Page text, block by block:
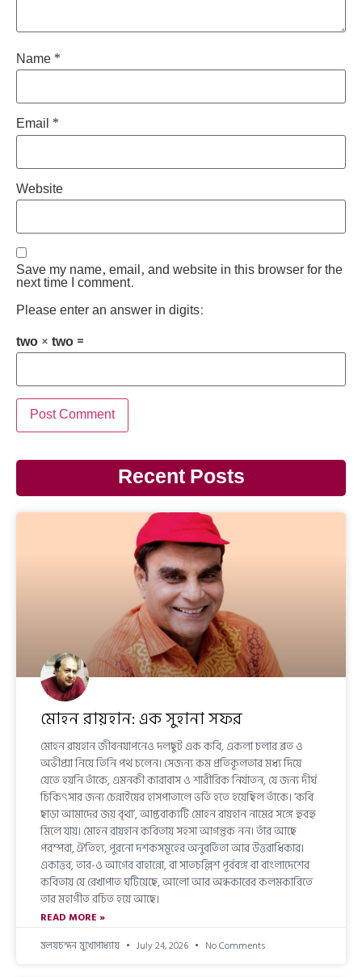
Name *
Email *
Website
Save my name, email, and website in this browser for the
next time I comment.
Please enter an answer in digits:
two × two =
Recent Posts
মোহন রায়হান: এক সুহানা সফর
মোহন রায়হান জীবনযাপনেও দলছুট এক কবি, একলা চলার ব্রত ও
অভীপ্সা নিয়ে তিনি পথ চলেন। সেজন্য কম প্রতিকূলতার মধ্য দিয়ে
যেতে হয়নি তাঁকে, এমনকী কারাবাস ও শারীরিক নির্যাতন, যে জন্য দীর্ঘ
চিকিৎসার জন্য চেন্নাইয়ের হাসপাতালে ভর্তি হতে হয়েছিল তাঁকে। ‘কবি
ছাড়া আমাদের জয় বৃথা’, আপ্তবাক্যটি মোহন রায়হান নামের সঙ্গে হুবহু
মিলে যায়। মোহন রায়হান কবিতায় সহসা আগন্তুক নন। তাঁর আছে
পরম্পরা, ঐতিহ্য, পুরনো দশকসমূহের অনুবর্তিতা আর উত্তরাধিকার।
একাত্তর, তার-ও আগের বাহান্নো, বা সাতচল্লিশ পূর্ববঙ্গ বা বাংলাদেশের
কবিতায় যে রেখাপাত ঘটিয়েছে, আলো আর অন্ধকারের কলমকারিতে
তার মহাগীত রচিত হয়ে আছে।
READ MORE »
মলয়চন্দন মুখোপাধ্যায়
July 24, 2026 No Comments